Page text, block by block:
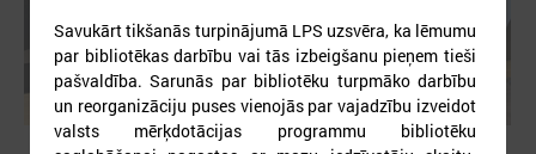
Savukārt tikšanās turpinājumā LPS uzsvēra, ka lēmumu
par bibliotēkas darbību vai tās izbeigšanu pieņem tieši
pašvaldība. Sarunās par bibliotēku turpmāko darbību
un reorganizāciju puses vienojās par vajadzību izveidot
valsts mērķdotācijas programmu bibliotēku